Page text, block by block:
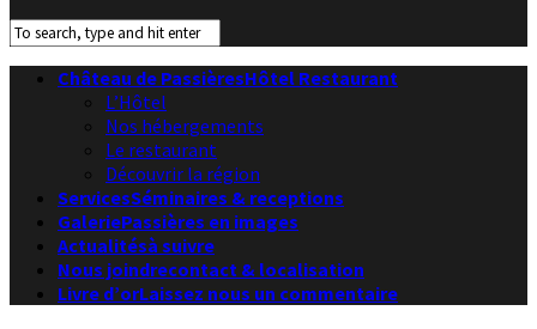
Château de PassièresHôtel Restaurant
L’Hôtel
Nos hébergements
Le restaurant
Découvrir la région
ServicesSéminaires & receptions
GaleriePassières en images
Actualitésà suivre
Nous joindrecontact & localisation
Livre d’orLaissez nous un commentaire